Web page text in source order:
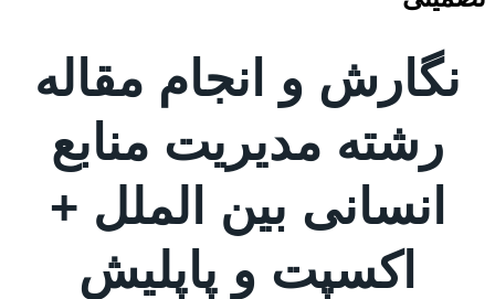
نگارش و انجام مقاله
رشته مدیریت منابع
انسانی بین الملل +
اکسپت و پاپلیش